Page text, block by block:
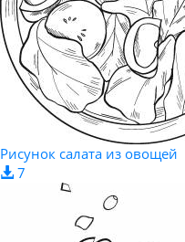
Рисунок салата из овощей
7